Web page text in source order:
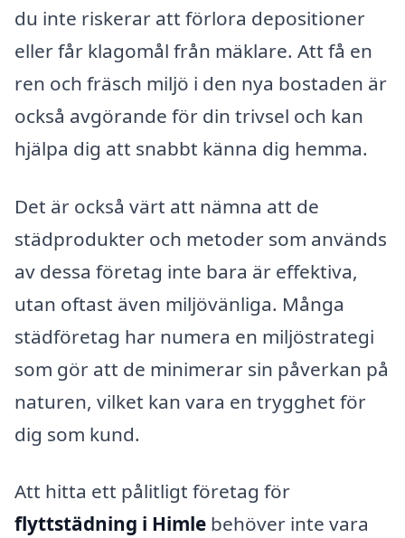
du inte riskerar att förlora depositioner
eller får klagomål från mäklare. Att få en
ren och fräsch miljö i den nya bostaden är
också avgörande för din trivsel och kan
hjälpa dig att snabbt känna dig hemma.
Det är också värt att nämna att de
städprodukter och metoder som används
av dessa företag inte bara är effektiva,
utan oftast även miljövänliga. Många
städföretag har numera en miljöstrategi
som gör att de minimerar sin påverkan på
naturen, vilket kan vara en trygghet för
dig som kund.
Att hitta ett pålitligt företag för
flyttstädning i Himle behöver inte vara